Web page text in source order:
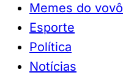
Memes do vovô
Esporte
Política
Notícias